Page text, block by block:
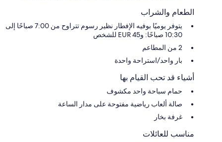
الطعام والشراب
يتوفر يوميًا بوفيه الإفطار نظير رسوم تتراوح من 7:00 صباحًا إلى
10:30 صباحًا: و45 EUR للشخص
2 من المطاعم
بار واحد/استراحة واحدة
أشياء قد تحب القيام بها
حمام سباحة واحد مكشوف
صالة ألعاب رياضية مفتوحة على مدار الساعة
غرفة بخار
مناسب للعائلات